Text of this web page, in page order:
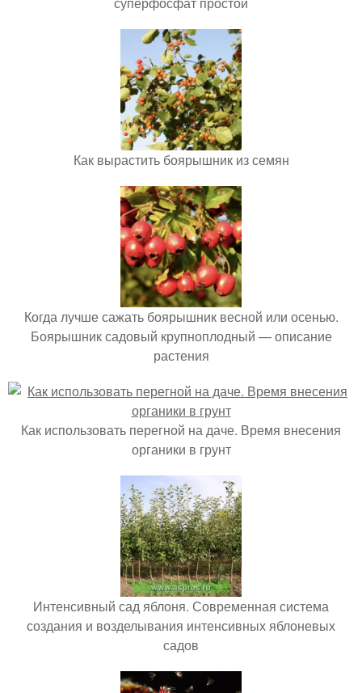
Как вырастить боярышник из семян
Когда лучше сажать боярышник весной или осенью.
Боярышник садовый крупноплодный — описание
растения
Как использовать перегной на даче. Время внесения
органики в грунт
Интенсивный сад яблоня. Современная система
создания и возделывания интенсивных яблоневых
садов